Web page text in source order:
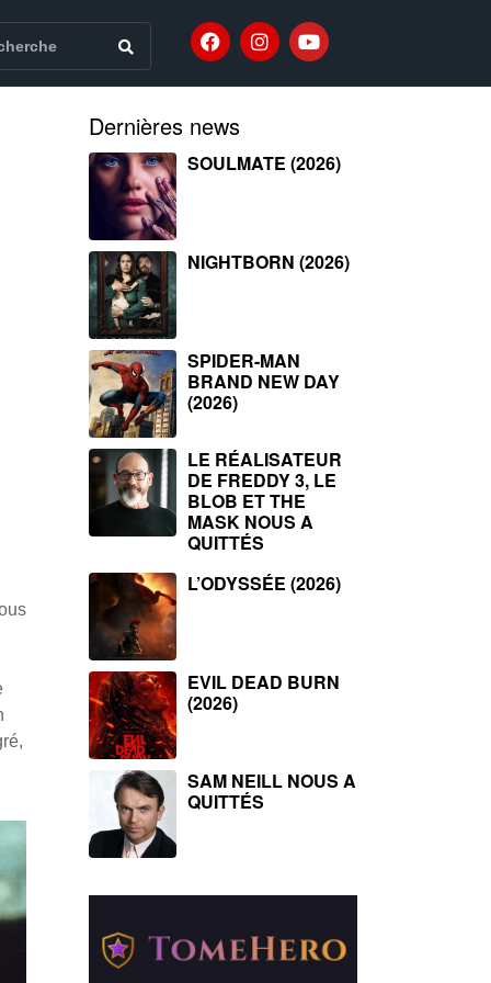
Dernières news
SOULMATE (2026)
NIGHTBORN (2026)
SPIDER-MAN
BRAND NEW DAY
(2026)
LE RÉALISATEUR
DE FREDDY 3, LE
BLOB ET THE
MASK NOUS A
QUITTÉS
L’ODYSSÉE (2026)
EVIL DEAD BURN
(2026)
SAM NEILL NOUS A
QUITTÉS